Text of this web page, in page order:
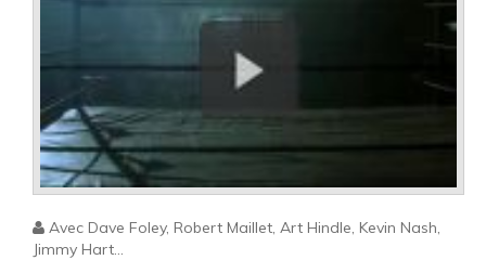
Avec Dave Foley, Robert Maillet, Art Hindle, Kevin Nash,
Jimmy Hart...